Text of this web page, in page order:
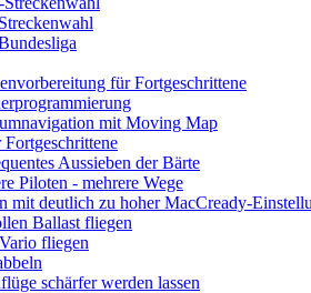
für Fortgeschrittene
mit Moving Map
Aussieben der Bärte
Piloten - mehrere Wege
mit deutlich zu hoher MacCready-
Ballast fliegen
fliegen
schärfer werden lassen